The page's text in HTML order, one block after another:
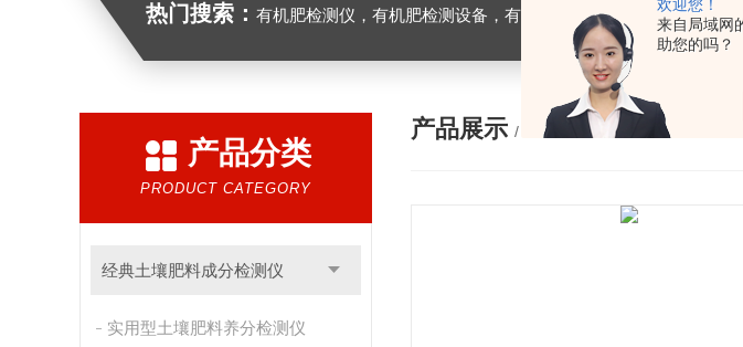
欢迎您！
来自局域网
助您的吗？
热门搜索： 有机肥检测仪，有机肥检测设备，有机肥实验室设备，生物有机肥检测仪器，有机肥化验仪，有机
产品分类
PRODUCT CATEGORY
经典土壤肥料成分检测仪
实用型土壤肥料养分检测仪
产品展示 / PRODUCTS